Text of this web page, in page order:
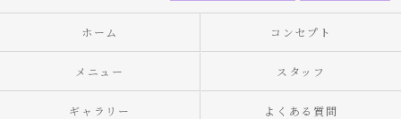
ホーム コンセプト
メニュー スタッフ
ギャラリー よくある質問